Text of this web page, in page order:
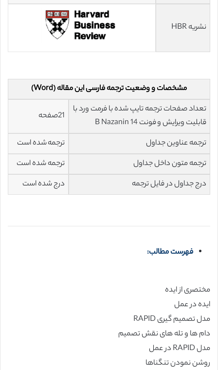
نشریه HBR
مشخصات و وضعیت ترجمه فارسی این مقاله (Word)
تعداد صفحات ترجمه تایپ شده با فرمت ورد با
قابلیت ویرایش و فونت 14 B Nazanin
21صفحه
ترجمه عناوین جداول
ترجمه شده است
ترجمه متون داخل جداول
ترجمه شده است
درج جداول در فایل ترجمه
درج شده است
فهرست مطالب:
مختصری از ایده
ایده در عمل
مدل تصمیم گیری RAPID
دام ها و تله های نقش تصمیم
مدل RAPID در عمل
روشن نمودن تنگناها